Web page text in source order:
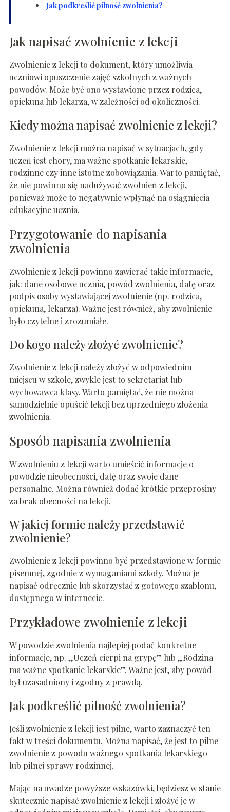
Jak podkreślić pilność zwolnienia?
Jak napisać zwolnienie z lekcji
Zwolnienie z lekcji to dokument, który umożliwia
uczniowi opuszczenie zajęć szkolnych z ważnych
powodów. Może być ono wystawione przez rodzica,
opiekuna lub lekarza, w zależności od okoliczności.
Kiedy można napisać zwolnienie z lekcji?
Zwolnienie z lekcji można napisać w sytuacjach, gdy
uczeń jest chory, ma ważne spotkanie lekarskie,
rodzinne czy inne istotne zobowiązania. Warto pamiętać,
że nie powinno się nadużywać zwolnień z lekcji,
ponieważ może to negatywnie wpłynąć na osiągnięcia
edukacyjne ucznia.
Przygotowanie do napisania
zwolnienia
Zwolnienie z lekcji powinno zawierać takie informacje,
jak: dane osobowe ucznia, powód zwolnienia, datę oraz
podpis osoby wystawiającej zwolnienie (np. rodzica,
opiekuna, lekarza). Ważne jest również, aby zwolnienie
było czytelne i zrozumiałe.
Do kogo należy złożyć zwolnienie?
Zwolnienie z lekcji należy złożyć w odpowiednim
miejscu w szkole, zwykle jest to sekretariat lub
wychowawca klasy. Warto pamiętać, że nie można
samodzielnie opuścić lekcji bez uprzedniego złożenia
zwolnienia.
Sposób napisania zwolnienia
W zwolnieniu z lekcji warto umieścić informacje o
powodzie nieobecności, datę oraz swoje dane
personalne. Można również dodać krótkie przeprosiny
za brak obecności na lekcji.
W jakiej formie należy przedstawić
zwolnienie?
Zwolnienie z lekcji powinno być przedstawione w formie
pisemnej, zgodnie z wymaganiami szkoły. Można je
napisać odręcznie lub skorzystać z gotowego szablonu,
dostępnego w internecie.
Przykładowe zwolnienie z lekcji
W powodzie zwolnienia najlepiej podać konkretne
informacje, np. „Uczeń cierpi na grypę” lub „Rodzina
ma ważne spotkanie lekarskie”. Ważne jest, aby powód
był uzasadniony i zgodny z prawdą.
Jak podkreślić pilność zwolnienia?
Jeśli zwolnienie z lekcji jest pilne, warto zaznaczyć ten
fakt w treści dokumentu. Można napisać, że jest to pilne
zwolnienie z powodu ważnego spotkania lekarskiego
lub pilnej sprawy rodzinnej.
Mając na uwadze powyższe wskazówki, będziesz w stanie
skutecznie napisać zwolnienie z lekcji i złożyć je w